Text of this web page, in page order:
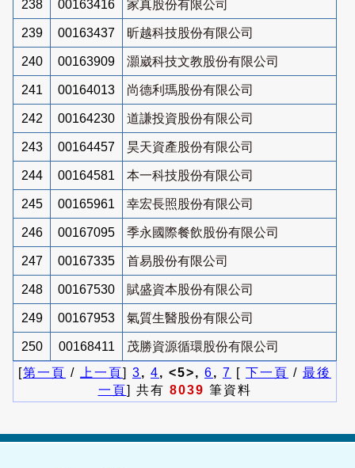
238 00163416 家真股份有限公司
239 00163437 昕越科技股份有限公司
240 00163909 灝崴科技文教股份有限公司
241 00164013 尚德利瑪股份有限公司
242 00164230 道謙投資股份有限公司
243 00164457 昊天資產股份有限公司
244 00164581 本一科技股份有限公司
245 00165961 幸宏長照股份有限公司
246 00167095 季永國際餐飲股份有限公司
247 00167335 首易股份有限公司
248 00167530 賦盛資本股份有限公司
249 00167953 氣質生醫股份有限公司
250 00168411
茂勝資源循環股份有限公司
[第一頁 / 上一頁] 3, 4, <5>, 6, 7 [ 下一頁 / 最後
一頁] 共有 8039 筆資料